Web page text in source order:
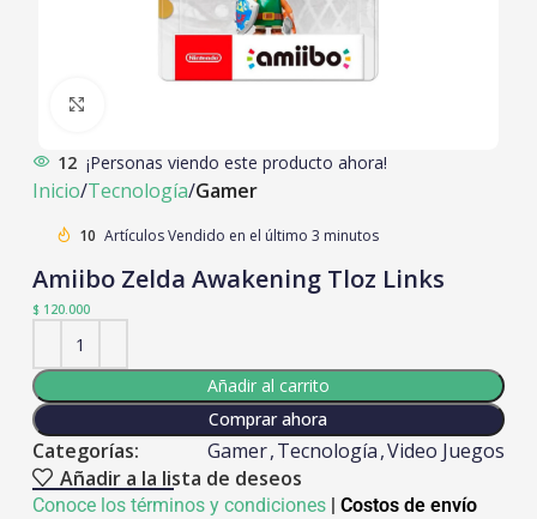
12 ¡Personas viendo este producto ahora!
Inicio Tecnología Gamer
10 Artículos Vendido en el último 3 minutos
Amiibo Zelda Awakening Tloz Links
$120.000
Añadir al carrito
Comprar ahora
Categorías: Gamer,Tecnología,Video Juegos
Añadir a la lista de deseos
Conoce los términos y condiciones| Costos de envío